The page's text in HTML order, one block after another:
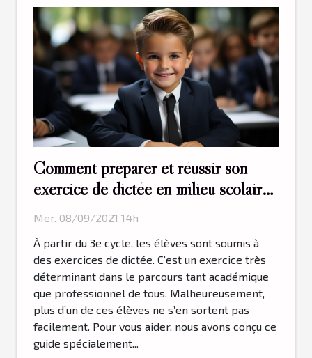
Comment préparer et réussir son
exercice de dictée en milieu scolaire
?Mer. 08/09/2021 14h
À partir du 3e cycle, les élèves sont soumis à
des exercices de dictée. C’est un exercice très
déterminant dans le parcours tant académique
que professionnel de tous. Malheureusement,
plus d’un de ces élèves ne s’en sortent pas
facilement. Pour vous aider, nous avons conçu ce
guide spécialement...